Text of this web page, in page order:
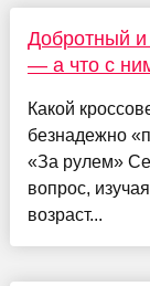
Добротный
— а что с
Какой
безнадежно
«За рулем»
вопрос,
возраст...